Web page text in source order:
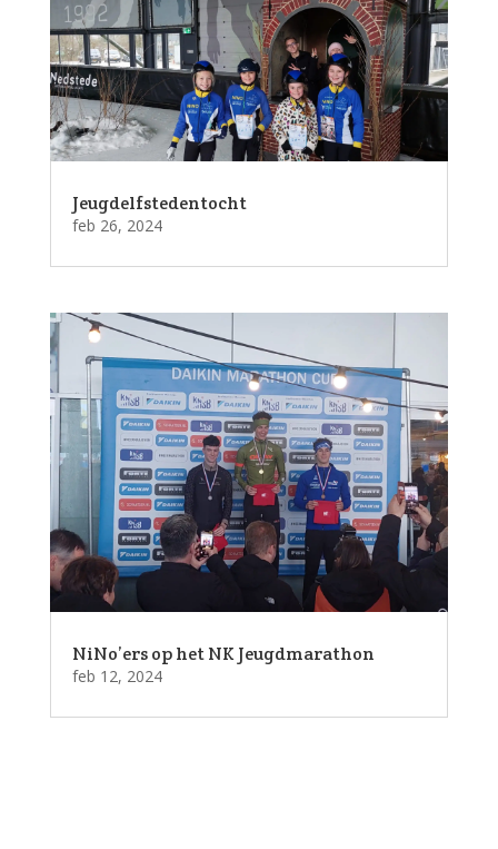
Jeugdelfstedentocht
feb 26, 2024
NiNo’ers op het NK Jeugdmarathon
feb 12, 2024